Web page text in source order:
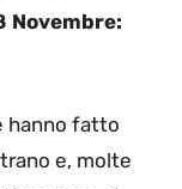
Novembre:
hanno fatto
e, molte